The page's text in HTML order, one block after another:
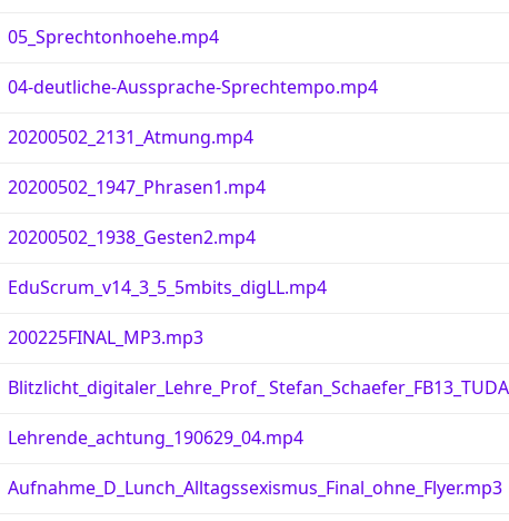
05_Sprechtonhoehe.mp4
04-deutliche-Aussprache-Sprechtempo.mp4
20200502_2131_Atmung.mp4
20200502_1947_Phrasen1.mp4
20200502_1938_Gesten2.mp4
EduScrum_v14_3_5_5mbits_digLL.mp4
200225FINAL_MP3.mp3
Blitzlicht_digitaler_Lehre_Prof_
Lehrende_achtung_190629_04.mp4
Aufnahme_D_Lunch_Alltagssexismus_Final_ohne_Flyer.mp3